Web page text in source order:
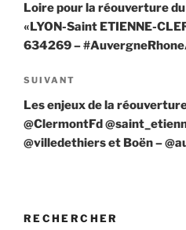
Loire pour la réouverture
«LYON-Saint ETIENNE-
634269 –
Article
suivant
SUIVANT
Les enjeux de la
@ClermontFd
@villedethiers et Boën –
RECHERCHER